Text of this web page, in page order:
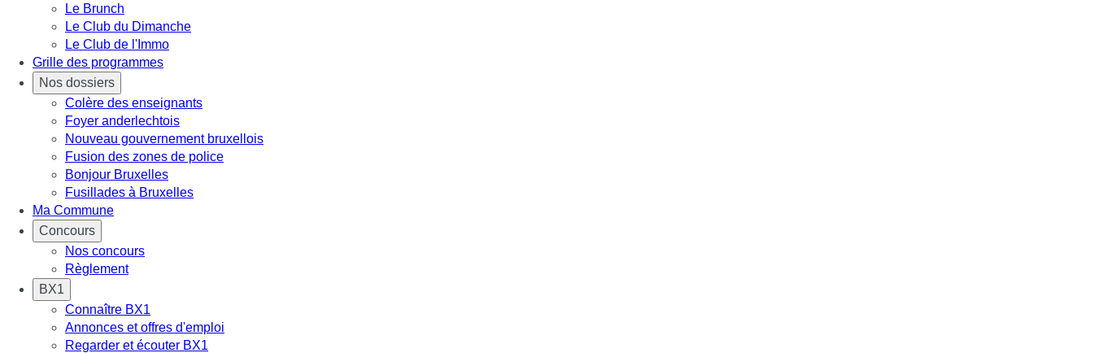
Le Brunch
Le Club du Dimanche
Le Club de l'Immo
Grille des programmes
Nos dossiers
Colère des enseignants
Foyer anderlechtois
Nouveau gouvernement bruxellois
Fusion des zones de police
Bonjour Bruxelles
Fusillades à Bruxelles
Ma Commune
Concours
Nos concours
Règlement
BX1
Connaître BX1
Annonces et offres d'emploi
Regarder et écouter BX1